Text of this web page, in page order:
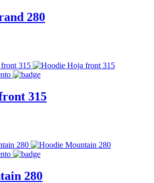
280
315
280